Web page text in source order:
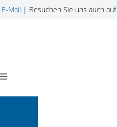
E-Mail | Besuchen Sie uns auch auf